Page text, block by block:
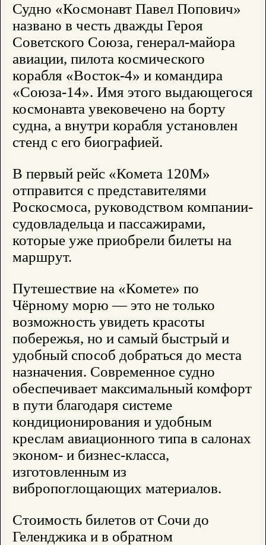
Судно «Космонавт Павел Попович»
названо в честь дважды Героя
Советского Союза, генерал-майора
авиации, пилота космического
корабля «Восток-4» и командира
«Союза-14». Имя этого выдающегося
космонавта увековечено на борту
судна, а внутри корабля установлен
стенд с его биографией.
В первый рейс «Комета 120М»
отправится с представителями
Роскосмоса, руководством компании-
судовладельца и пассажирами,
которые уже приобрели билеты на
маршрут.
Путешествие на «Комете» по
Чёрному морю — это не только
возможность увидеть красоты
побережья, но и самый быстрый и
удобный способ добраться до места
назначения. Современное судно
обеспечивает максимальный комфорт
в пути благодаря системе
кондиционирования и удобным
креслам авиационного типа в салонах
эконом- и бизнес-класса,
изготовленным из
вибропоглощающих материалов.
Стоимость билетов от Сочи до
Геленджика и в обратном